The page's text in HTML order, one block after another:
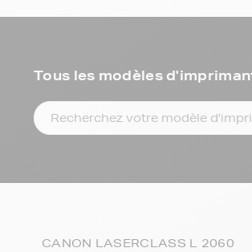
Tous les modèles
CANON LASERCLASS L 2060